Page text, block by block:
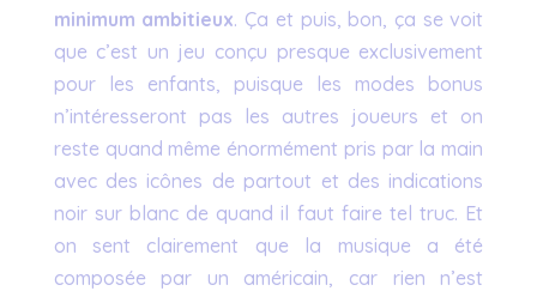
minimum ambitieux. Ça et puis, bon, ça se voit
que c’est un jeu conçu presque exclusivement
pour les enfants, puisque les modes bonus
n’intéresseront pas les autres joueurs et on
reste quand même énormément pris par la main
avec des icônes de partout et des indications
noir sur blanc de quand il faut faire tel truc. Et
on sent clairement que la musique a été
composée par un américain, car rien n’est